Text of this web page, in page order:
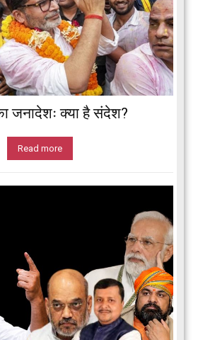
जनादेशः क्या है संदेश?
Read more